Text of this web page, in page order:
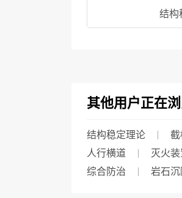
结构
其他用户正在
结构稳定理论 截
人行横道
灭火装
综合防治
岩石